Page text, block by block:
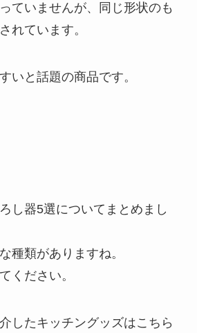
ていませんが、同じ形状のも
れています。
いと話題の商品です。
し器5選についてまとめまし
種類がありますね。
ください。
したキッチングッズはこちら